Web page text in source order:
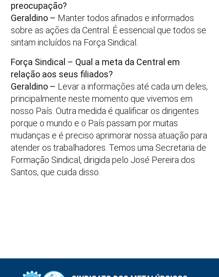
preocupação?
Geraldino – Manter todos afinados e informados
sobre as ações da Central. É essencial que todos se
sintam incluídos na Força Sindical.
Força Sindical – Qual a meta da Central em
relação aos seus filiados?
Geraldino – Levar a informações até cada um deles,
principalmente neste momento que vivemos em
nosso País. Outra medida é qualificar os dirigentes
porque o mundo e o País passam por muitas
mudanças e é preciso aprimorar nossa atuação para
atender os trabalhadores. Temos uma Secretaria de
Formação Sindical, dirigida pelo José Pereira dos
Santos, que cuida disso.